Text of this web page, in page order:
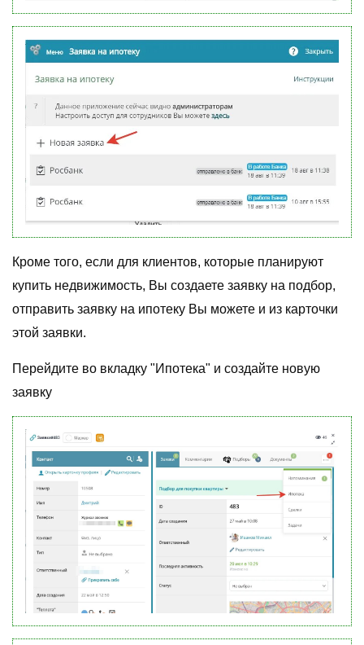
Кроме того, если для клиентов, которые планируют
купить недвижимость, Вы создаете заявку на подбор,
отправить заявку на ипотеку Вы можете и из карточки
этой заявки.
Перейдите во вкладку "Ипотека" и создайте новую
заявку